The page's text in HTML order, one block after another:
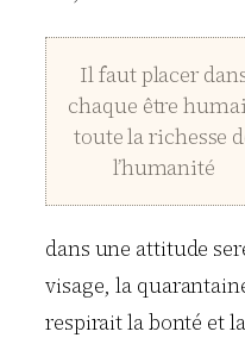
Il faut placer
chaque être
toute la richesse
l’humanité
dans une attitude
visage, la
respirait la bonté et